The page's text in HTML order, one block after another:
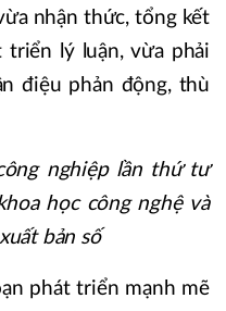
nhận thức, tổng kết
lý luận, vừa phải
điệu phản động, thù
nghiệp lần thứ tư
học công nghệ và
bản số
phát triển mạnh mẽ